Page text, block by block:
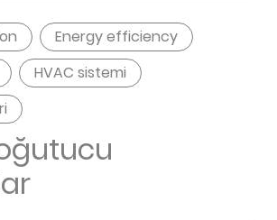
Energy efficiency
HVAC sistemi